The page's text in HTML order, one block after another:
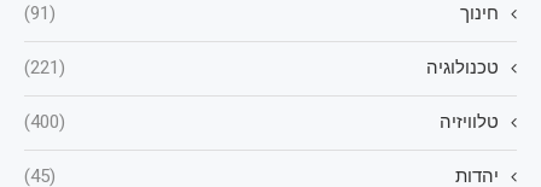
חינוך (91)
טכנולוגיה (221)
טלוויזיה (400)
יהדות (45)